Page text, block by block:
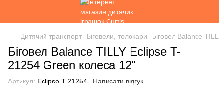
Дитячий транспорт Біговели, толокари Біговел Balance
Біговел Balance TILLY Eclipse T-
21254 Green колеса 12"
Артикул: Eclipse T-21254 Написати відгук